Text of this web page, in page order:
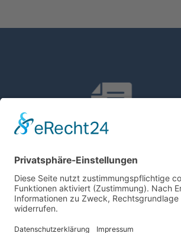
Finanzbuchhaltung